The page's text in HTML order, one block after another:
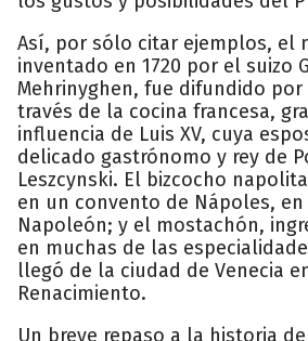
Así, por sólo citar ejemplos, el
inventado en 1720 por el suizo
Mehrinyghen, fue difundido por
través de la cocina francesa,
influencia de Luis XV, cuya
delicado gastrónomo y rey de
Leszcynski. El bizcocho
en un convento de Nápoles,
Napoleón; y el mostachón,
en muchas de las
llegó de la ciudad de Venecia
Renacimiento.
Un breve repaso a la historia